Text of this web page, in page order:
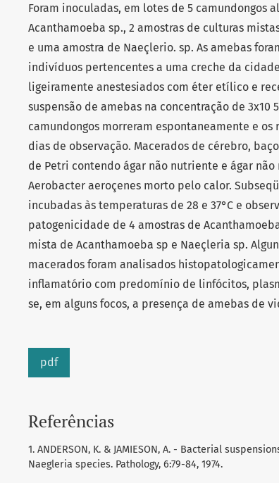
Foram inoculadas, em lotes de 5 camundongos
Acanthamoeba sp., 2 amostras de culturas
e uma amostra de Naeçlerio. sp. As amebas
indivíduos pertencentes a uma creche da
ligeiramente anestesiados com éter etílico e
suspensão de amebas na concentração de 3x10
camundongos morreram espontaneamente e os
dias de observação. Macerados de cérebro,
de Petri contendo ágar não nutriente e ágar
Aerobacter aeroçenes morto pelo calor.
incubadas às temperaturas de 28 e 37°C e
patogenicidade de 4 amostras de
mista de Acanthamoeba sp e Naeçleria sp.
macerados foram analisados
inflamatório com predomínio de linfócitos,
se, em alguns focos, a presença de amebas de
pdf
Referências
1. ANDERSON, K. & JAMIESON, A. - Bacterial
Naegleria species. Pathology, 6:79-84, 1974.